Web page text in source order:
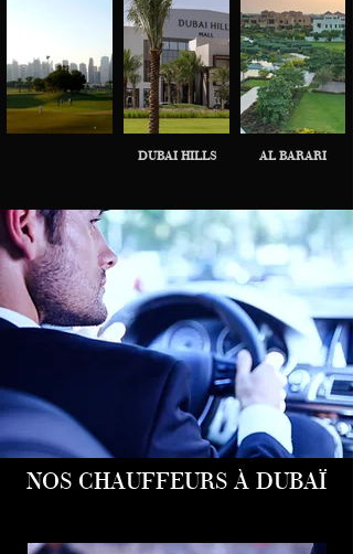
DUBAI HILLS AL BARARI
NOS CHAUFFEURS À DUBAÏ